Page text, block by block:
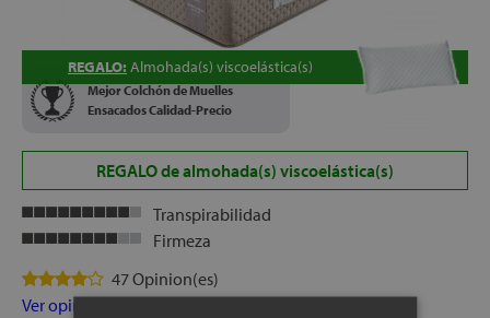
Mejor Colchón de Muelles
Ensacados Calidad-Precio
REGALO: Almohada(s) viscoelástica(s)
REGALO de almohada(s) viscoelástica(s)
Transpirabilidad
Firmeza
47 Opinion(es)
Ver opiniones